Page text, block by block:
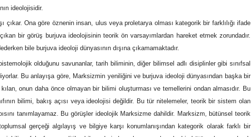
ideolojisidir.
çıkar. Ona göre öznenin insan, ulus veya proletarya olması kategorik bir farklılığı ifade
bir görüş burjuva ideolojisinin teorik ön varsayımlardan hareket etmek zorundadır.
bile burjuva ideoloji dünyasının dışına çıkamamaktadır.
olduğunu savunanlar, tarih biliminin, diğer bilimsel adlı disiplinler gibi sınıfsal
Bu anlayışa göre, Marksizmin yeniliğini ve burjuva ideoloji dünyasından başka bir
onun daha önce olmayan bir bilimi oluşturması ve temellerini ondan almasıdır. Bu
bilimi, bakış açısı veya ideolojisi değildir. Bu tür nitelemeler, teorik bir sistem olan
tanımlayamaz. Bu görüşler ideolojik Marksizme dahildir. Marksizm, bütünsel teorik
gerçeği algılayış ve bilgiye karşı konumlanışından kategorik olarak farklı bir